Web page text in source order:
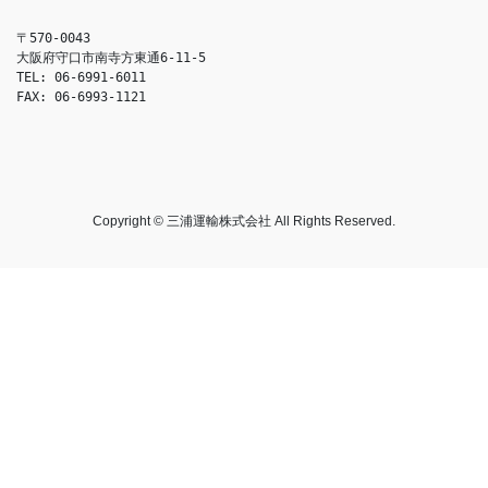
〒570-0043
大阪府守口市南寺方東通6-11-5
TEL: 06-6991-6011
FAX: 06-6993-1121
Copyright © 三浦運輸株式会社 All Rights Reserved.